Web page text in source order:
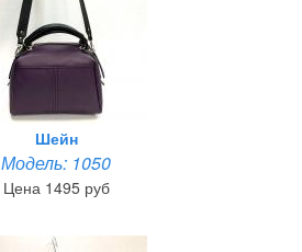
Шейн
Модель: 1050
Цена 1495 руб